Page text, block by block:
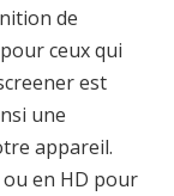
de
ceux qui
est
une
appareil.
ou en HD pour